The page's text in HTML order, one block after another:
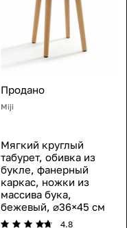
Продано
Miji
Мягкий круглый
табурет, обивка из
букле, фанерный
каркас, ножки из
массива бука,
бежевый, ⌀36×45 см
4.8